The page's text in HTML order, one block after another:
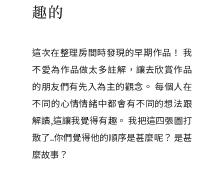
趣的
這次在整理房間時發現的早期作品！ 我
不愛為作品做太多註解，讓去欣賞作品
的朋友們有先入為主的觀念。 每個人在
不同的心情情緒中都會有不同的想法跟
解讀,這讓我覺得有趣。 我把這四張圖打
散了..你們覺得他的順序是甚麼呢？ 是甚
麼故事？